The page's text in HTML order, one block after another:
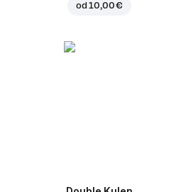
od10,00 €